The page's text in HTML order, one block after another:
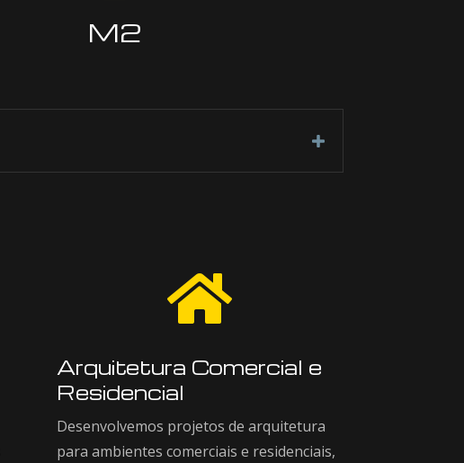
M2

Arquitetura Comercial e
Residencial
Desenvolvemos projetos de arquitetura
para ambientes comerciais e residenciais,